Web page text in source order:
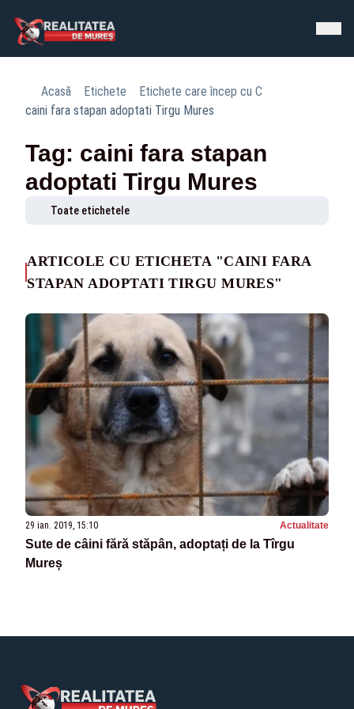
Acasă Etichete
Etichete care încep cu C
caini fara stapan adoptati Tirgu Mures
Tag: caini fara stapan
adoptati Tirgu Mures
Toate etichetele
ARTICOLE CU ETICHETA "CAINI FARA
STAPAN ADOPTATI TIRGU MURES"
29 ian. 2019, 15:10 Actualitate
Sute de câini fără stăpân, adoptați de la Tîrgu
Mureș